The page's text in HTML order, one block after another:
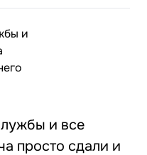
и все
просто сдали и